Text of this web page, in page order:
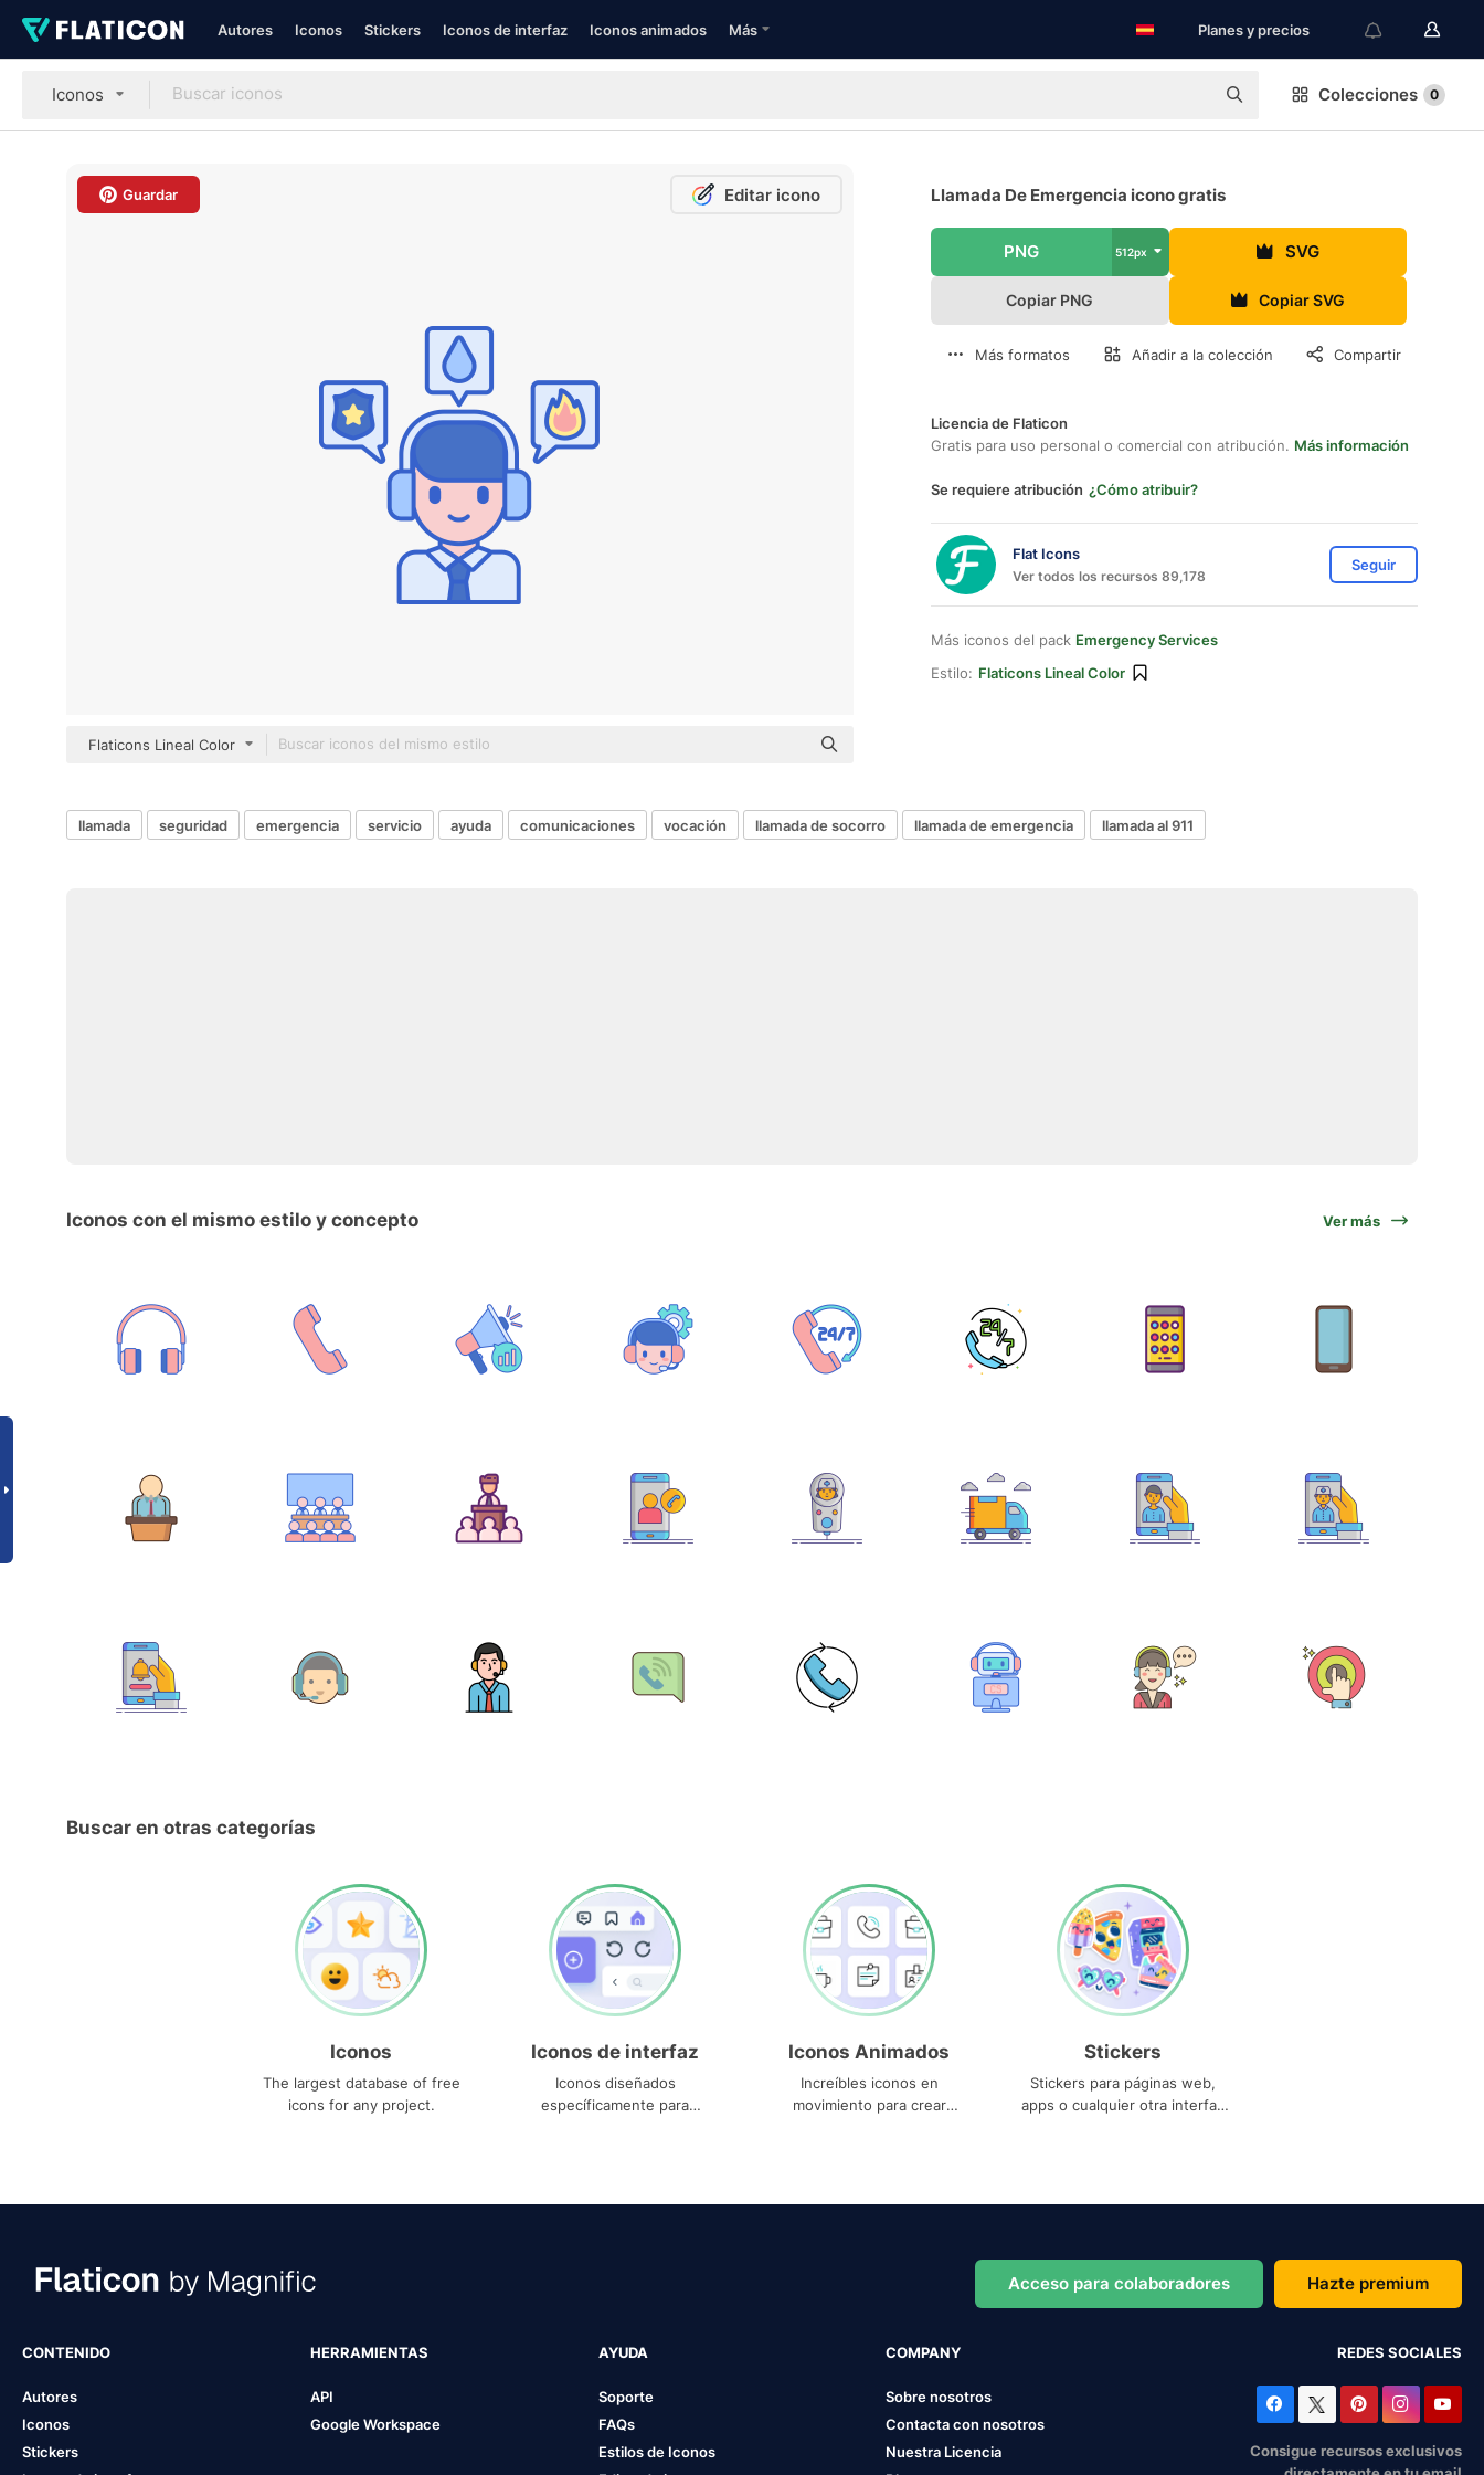
Autores Iconos Stickers Iconos de interfaz Iconos animados Más Planes y precios
Iconos Colecciones 0
Guardar Editar icono
Flaticons Lineal Color
Llamada De Emergencia icono gratis
PNG 512px SVG
Copiar PNG Copiar SVG
Más formatos Añadir a la colección Compartir
Licencia de Flaticon
Gratis para uso personal o comercial con atribución. Más información
Se requiere atribución ¿Cómo atribuir?
Flat Icons
Ver todos los recursos 89,178
Seguir
Más iconos del pack Emergency Services
Estilo: Flaticons Lineal Color
llamada seguridad emergencia servicio ayuda comunicaciones vocación llamada de socorro llamada de emergencia llamada al 911
Iconos con el mismo estilo y concepto Ver más
Buscar en otras categorías
Iconos
The largest database of free
icons for any project.
Iconos de interfaz
Iconos diseñados
específicamente para
Iconos Animados
Increíbles iconos en
movimiento para crear
Stickers
Stickers para páginas web,
apps o cualquier otra interfaz
Acceso para colaboradores Hazte premium
CONTENIDO
Autores
Iconos
Stickers
HERRAMIENTAS
API
Google Workspace
AYUDA
Soporte
FAQs
Estilos de Iconos
COMPANY
Sobre nosotros
Contacta con nosotros
Nuestra Licencia
REDES SOCIALES
Consigue recursos exclusivos